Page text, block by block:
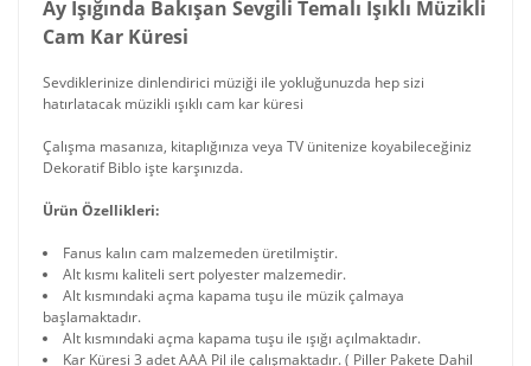
Ay Işığında Bakışan Sevgili Temalı Işıklı Müzikli
Cam Kar Küresi
Sevdiklerinize dinlendirici müziği ile yokluğunuzda hep sizi
hatırlatacak müzikli ışıklı cam kar küresi
Çalışma masanıza, kitaplığınıza veya TV ünitenize koyabileceğiniz
Dekoratif Biblo işte karşınızda.
Ürün Özellikleri:
Fanus kalın cam malzemeden üretilmiştir.
Alt kısmı kaliteli sert polyester malzemedir.
Alt kısmındaki açma kapama tuşu ile müzik çalmaya
başlamaktadır.
Alt kısmındaki açma kapama tuşu ile ışığı açılmaktadır.
Kar Küresi 3 adet AAA Pil ile çalışmaktadır. ( Piller Pakete Dahil